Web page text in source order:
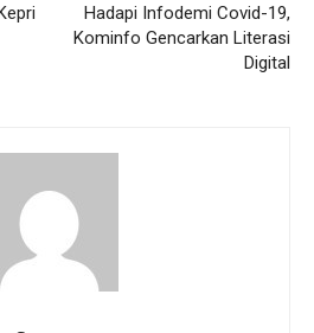
Hadapi Infodemi Covid-19,
Kominfo Gencarkan Literasi
Digital